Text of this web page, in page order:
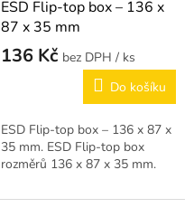
ESD Flip-top box – 136 x
87 x 35 mm
136 Kč
/ ks
Do košíku
ESD Flip-top box – 136 x 87 x
35 mm. ESD Flip-top box
rozměrů 136 x 87 x 35 mm.